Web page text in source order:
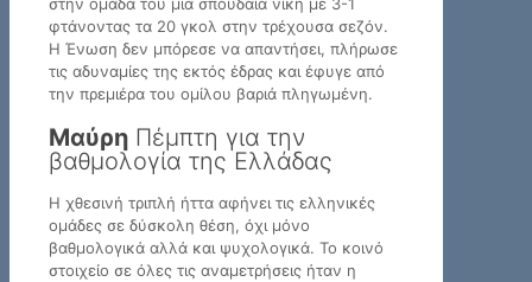
φτάνοντας τα 20 γκολ στην τρέχουσα σεζόν.
Η Ένωση δεν μπόρεσε να απαντήσει, πλήρωσε
τις αδυναμίες της εκτός έδρας και έφυγε από
την πρεμιέρα του ομίλου βαριά πληγωμένη.
Μαύρη Πέμπτη για την
βαθμολογία της Ελλάδας
Η χθεσινή τριπλή ήττα αφήνει τις ελληνικές
ομάδες σε δύσκολη θέση, όχι μόνο
βαθμολογικά αλλά και ψυχολογικά. Το κοινό
στοιχείο σε όλες τις αναμετρήσεις ήταν η